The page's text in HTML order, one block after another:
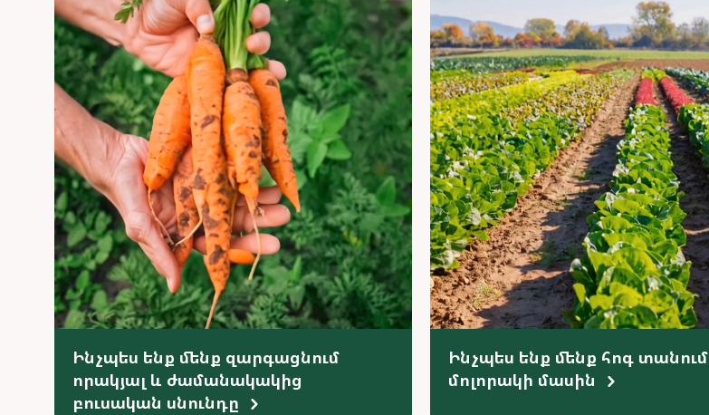
Ինչպես ենք մենք զարգացնում
որակյալ և ժամանակակից
բուսական սնունդը
Ինչպես ենք մենք հոգ տանում
մոլորակի մասին